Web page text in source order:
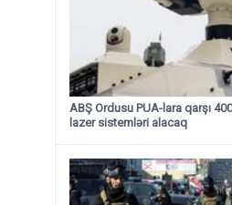
ABŞ Ordusu PUA-lara qarşı
lazer sistemləri alacaq